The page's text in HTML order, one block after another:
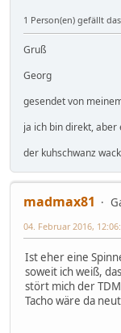
1 Person(en) gefällt
Gruß
Georg
gesendet von
ja ich bin direkt,
der kuhschwanz
madmax81
04. Februar 2016,
Ist eher eine
soweit ich weiß,
stört mich der
Tacho wäre da